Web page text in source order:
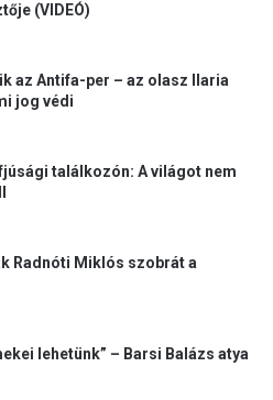
(VIDEÓ)
az Antifa-per – az olasz Ilaria
jog védi
találkozón: A világot nem
Radnóti Miklós szobrát a
lehetünk” – Barsi Balázs atya